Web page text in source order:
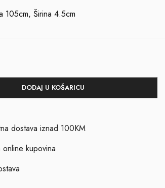
105cm, Širina 4.5cm
DODAJ U KOŠARICU
dostava iznad 100KM
online kupovina